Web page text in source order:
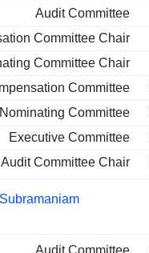
Audit Committee
Committee Chair
Committee Chair
Committee
Nominating Committee
Executive Committee
Audit Committee Chair
Audit Committee